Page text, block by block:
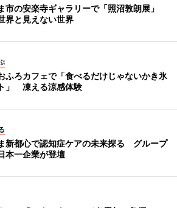
市の安楽寺ギャラリーで「照沼敦朗展」
界と見えない世界
ふろカフェで「食べるだけじゃないかき氷
」 凍える涼感体験
新都心で認知症ケアの未来探る グループ
本一企業が登壇